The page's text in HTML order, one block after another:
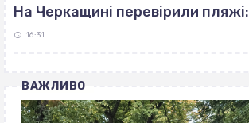
На Черкащині перевірили
16:31
ВАЖЛИВО